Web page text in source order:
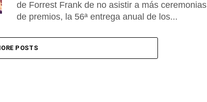
de Forrest Frank de no asistir a más ceremonias
de premios, la 56ª entrega anual de los...
POSTS